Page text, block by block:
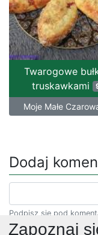
Twarogowe
truskawkami
Moje Małe
Dodaj
Podpisz się pod
Zapoznaj